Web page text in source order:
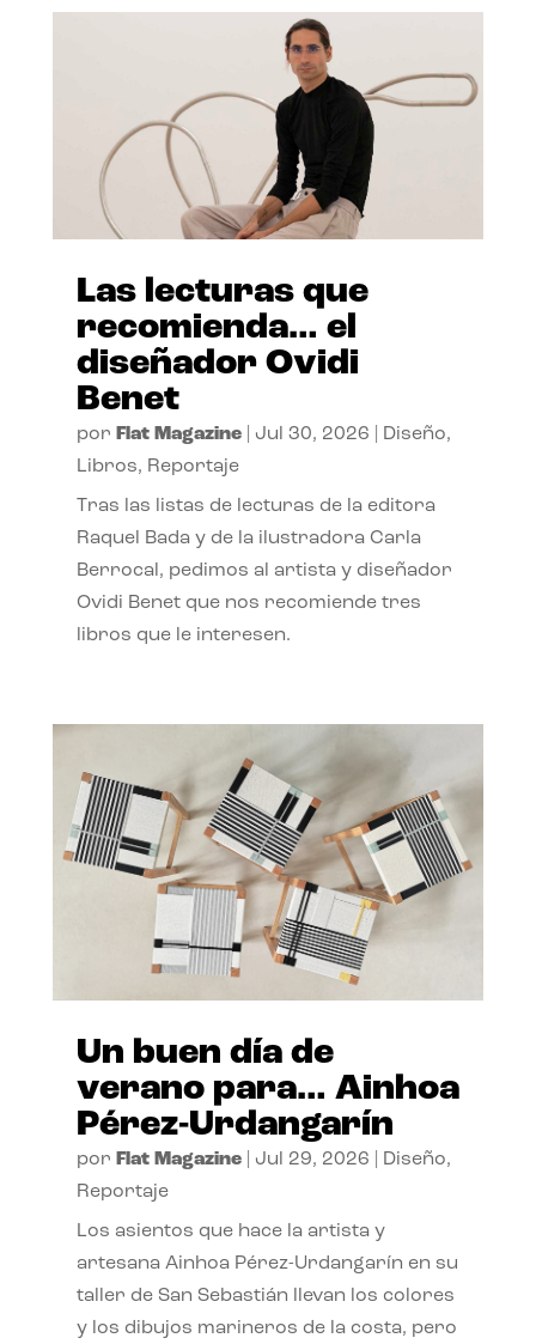
Las lecturas que
recomienda… el
diseñador Ovidi
Benet
por Flat Magazine| Jul 30, 2026 Diseño,
Libros, Reportaje
Tras las listas de lecturas de la editora
Raquel Bada y de la ilustradora Carla
Berrocal, pedimos al artista y diseñador
Ovidi Benet que nos recomiende tres
libros que le interesen.
Un buen día de
verano para… Ainhoa
Pérez-Urdangarín
por Flat Magazine| Jul 29, 2026 Diseño,
Reportaje
Los asientos que hace la artista y
artesana Ainhoa Pérez-Urdangarín en su
taller de San Sebastián llevan los colores
y los dibujos marineros de la costa, pero